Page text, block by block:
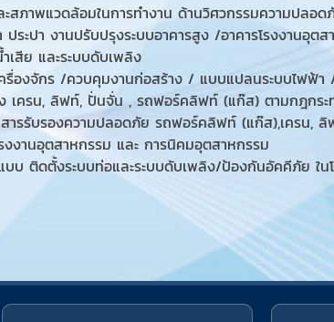
สภาพแวดล้อมในการทำงาน ด้านวิศวกรรมความปลอด
ปา งานปรับปรุงระบบอาคารสูง /อาคารโรงงานอุตส
สีย และระบบดับเพลิง
งจักร /ควบคุมงานก่อสร้าง / แบบแปลนระบบไฟฟ้า
ครน, ลิฟท์, ปั่นจั่น , รถฟอร์คลิฟท์ (แก๊ส) ตามกฎกระ
รรับรองความปลอดภัย รถฟอร์คลิฟท์ (แก๊ส),เครน,
งานอุตสาหกรรม และ การนิคมอุตสาหกรรม
ติดตั้งระบบท่อและระบบดับเพลิง/ป้องกันอัคคีภัย ใน